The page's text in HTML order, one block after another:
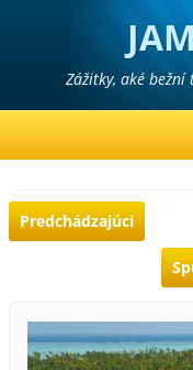
Zážitky, aké
Predchádzajúci